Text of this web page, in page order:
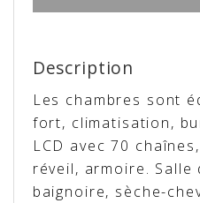
Description
Les chambres sont
fort, climatisation,
LCD avec 70
réveil, armoire. Salle
baignoire, sèche-